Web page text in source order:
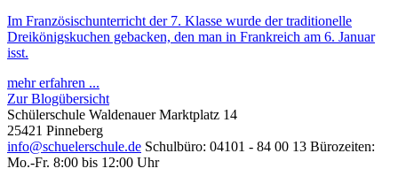
Im Französischunterricht der 7. Klasse wurde der traditionelle
Dreikönigskuchen gebacken, den man in Frankreich am 6. Januar
isst.
mehr erfahren ...
Zur Blogübersicht
Schülerschule Waldenauer Marktplatz 14
25421 Pinneberg
info@schuelerschule.de Schulbüro: 04101 - 84 00 13 Bürozeiten:
Mo.-Fr. 8:00 bis 12:00 Uhr